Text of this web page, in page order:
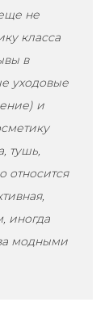
не
класса
в
уходовые
и
тушь,
относится
иногда
модными